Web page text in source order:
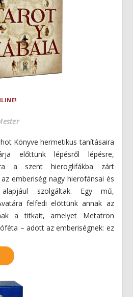
Könyve hermetikus tanításaira
előttünk lépésről lépésre,
a szent hieroglifákba zárt
emberiség nagy hierofánsai és
szolgáltak. Egy mű,
felfedi elöttünk annak az
a titkait, amelyet Metatron
– adott az emberiségnek: ez